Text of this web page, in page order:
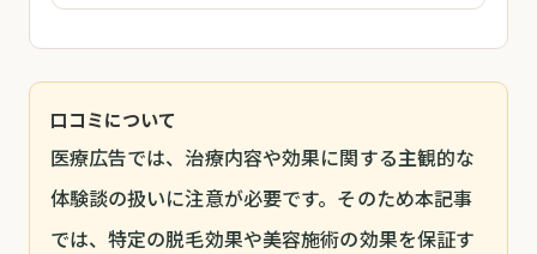
口コミについて
医療広告では、治療内容や効果に関する主観的な
体験談の扱いに注意が必要です。そのため本記事
では、特定の脱毛効果や美容施術の効果を保証す